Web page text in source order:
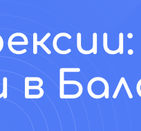
в